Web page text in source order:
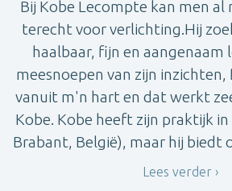
Bij Kobe Lecompte kan men al
terecht voor verlichting.Hij
haalbaar, fijn en aangenaam
meesnoepen van zijn
vanuit m'n hart en dat werkt
Kobe. Kobe heeft zijn praktijk
Brabant, België), maar hij biedt
Lees verder